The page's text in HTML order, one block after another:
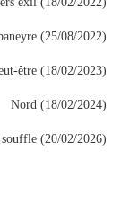
(25/08/2022)
être (18/02/2023)
Nord (18/02/2024)
souffle (20/02/2026)